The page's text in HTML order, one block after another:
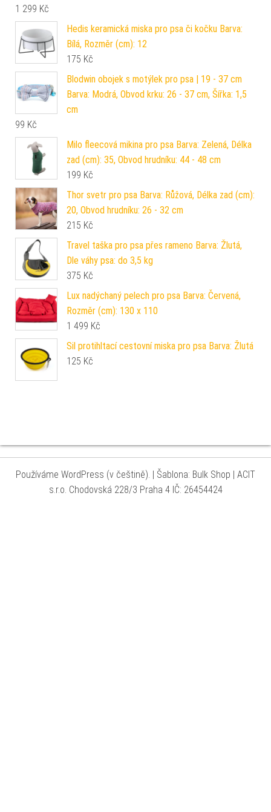
1 299 Kč
Hedis keramická miska pro psa či kočku Barva:
Bílá, Rozměr (cm): 12
175 Kč
Blodwin obojek s motýlek pro psa | 19 - 37 cm
Barva: Modrá, Obvod krku: 26 - 37 cm, Šířka: 1,5
cm
99 Kč
Milo fleecová mikina pro psa Barva: Zelená, Délka
zad (cm): 35, Obvod hrudníku: 44 - 48 cm
199 Kč
Thor svetr pro psa Barva: Růžová, Délka zad (cm):
20, Obvod hrudníku: 26 - 32 cm
215 Kč
Travel taška pro psa přes rameno Barva: Žlutá,
Dle váhy psa: do 3,5 kg
375 Kč
Lux nadýchaný pelech pro psa Barva: Červená,
Rozměr (cm): 130 x 110
1 499 Kč
Sil protihltací cestovní miska pro psa Barva: Žlutá
125 Kč
Používáme WordPress (v češtině). | Šablona: Bulk Shop | ACIT
s.r.o. Chodovská 228/3 Praha 4 IČ: 26454424